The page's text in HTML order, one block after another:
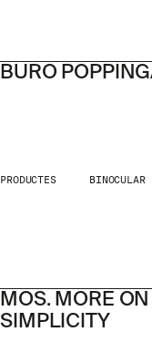
BURO
PRODUCTES BINOCULAR
MOS. MORE ON
SIMPLICITY